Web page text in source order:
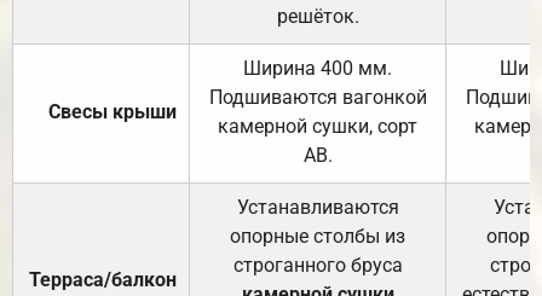
решёток.
Свесы крыши
Ширина 400 мм.
Подшиваются вагонкой
камерной сушки, сорт
АВ.
Терраса/балкон
Устанавливаются
опорные столбы из
строганного бруса